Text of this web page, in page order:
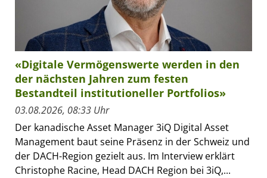
«Digitale Vermögenswerte werden in den
der nächsten Jahren zum festen
Bestandteil institutioneller Portfolios»
03.08.2026, 08:33 Uhr
Der kanadische Asset Manager 3iQ Digital Asset
Management baut seine Präsenz in der Schweiz und
der DACH-Region gezielt aus. Im Interview erklärt
Christophe Racine, Head DACH Region bei 3iQ,...